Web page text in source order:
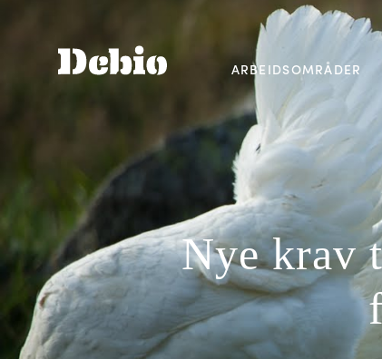
ARBEIDSOMRÅDER
Nye krav